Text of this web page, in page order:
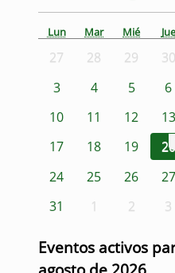
Lun Mar Mié Jue
27 28 29 30
3
4 5 6
10 11 12 13
17
18 19 20
24 25 26 27
31
1 2 3
Eventos activos